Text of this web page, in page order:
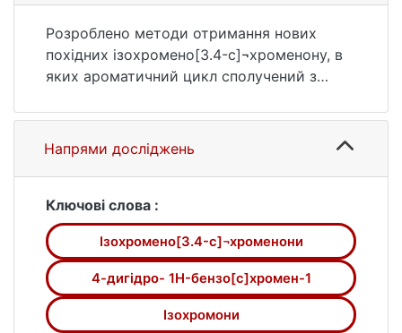
Розроблено методи отримання нових
похідних ізохромено[3.4-c]¬хроменону, в
яких ароматичний цикл сполучений з
Досліджено розкриття лактонового циклу
в похідних ізохромено[3,4-c]хроменону
під дією нітратної кислоти. Розроблено
основі 3,4-дигідро-1H-
бензо[c]хромен-1,6(2H)-діону.
Напрями досліджень
Ключові слова :
Ізохромено[3.4-c]¬хроменони
4-дигідро- 1H-бензо[c]хромен-1
Ізохромони